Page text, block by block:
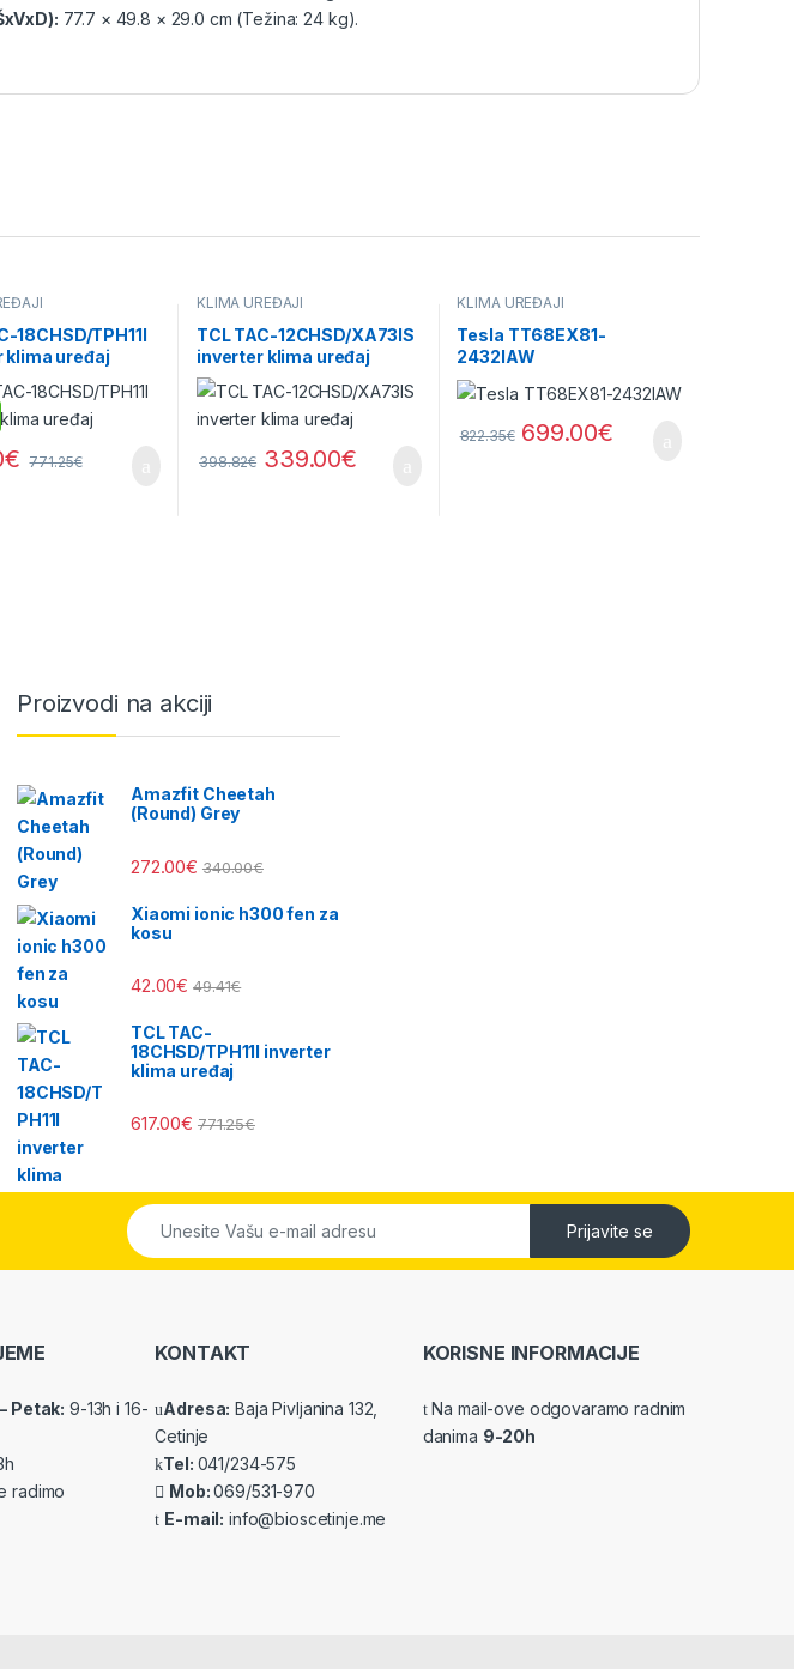
77.7 × 49.8 × 29.0 cm (Težina: 24 kg).
18CHSD/TPH11I
klima uređaj
€ 771.25€
KLIMA UREĐAJI
TCL TAC-12CHSD/XA73IS
inverter klima uređaj
398.82€ 339.00€
KLIMA UREĐAJI
Tesla TT68EX81-
2432IAW
822.35€ 699.00€
Proizvodi na akciji
Amazfit Cheetah
(Round) Grey
272.00€ 340.00€
Xiaomi ionic h300 fen za
kosu
42.00€ 49.41€
TCL TAC-
18CHSD/TPH11I inverter
klima uređaj
617.00€ 771.25€
Prijavite se
Petak: 9-13h i 16-
radimo
KONTAKT
Adresa: Baja Pivljanina 132,
Cetinje
Tel: 041/234-575
Mob:069/531-970
E-mail: info@bioscetinje.me
KORISNE INFORMACIJE
Na mail-ove odgovaramo radnim
danima 9-20h